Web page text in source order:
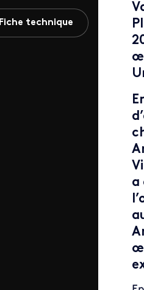
Fiche technique
a